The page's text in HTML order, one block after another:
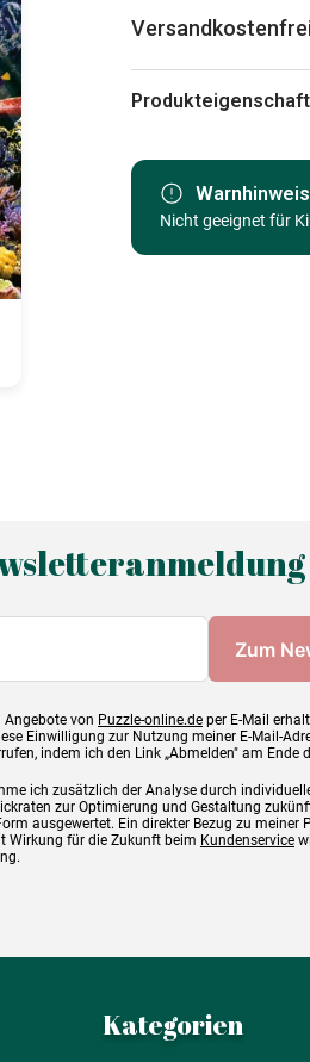
KategorieWarnhinweis
Nicht geeignet für
von Puzzle-online.de per E-Mail
Einwilligung zur Nutzung meiner E-Mail-
indem ich den Link „Abmelden" am Ende
ich zusätzlich der Analyse durch
zur Optimierung und Gestaltung
ausgewertet. Ein direkter Bezug zu meiner
Wirkung für die Zukunft beim Kundenservice
Kategorien